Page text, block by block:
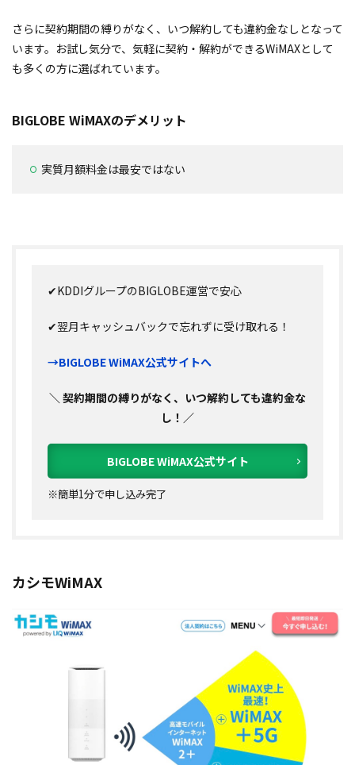
さらに契約期間の縛りがなく、いつ解約しても違約金なしとなって
います。お試し気分で、気軽に契約・解約ができるWiMAXとして
も多くの方に選ばれています。
BIGLOBE WiMAXのデメリット
実質月額料金は最安ではない
✔KDDIグループのBIGLOBE運営で安心
✔翌月キャッシュバックで忘れずに受け取れる！
→BIGLOBE WiMAX公式サイトへ
＼ 契約期間の縛りがなく、いつ解約しても違約金な
し！／
BIGLOBE WiMAX公式サイト
※簡単1分で申し込み完了
カシモWiMAX